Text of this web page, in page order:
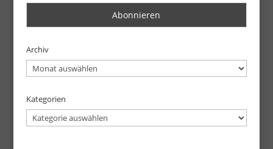
Archiv
Archiv
Kategorien
Kategorien